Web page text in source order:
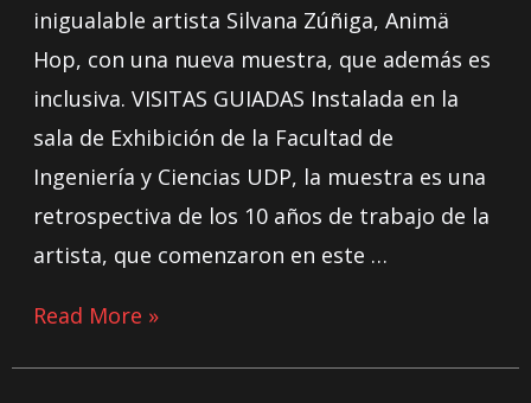
inigualable artista Silvana Zúñiga, Animä
Hop, con una nueva muestra, que además es
inclusiva. VISITAS GUIADAS Instalada en la
sala de Exhibición de la Facultad de
Ingeniería y Ciencias UDP, la muestra es una
retrospectiva de los 10 años de trabajo de la
artista, que comenzaron en este …
Read More »